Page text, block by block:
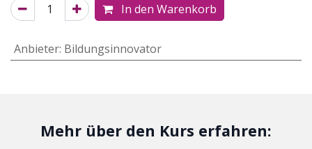
In den Warenkorb
Anbieter: Bildungsinnovator
Mehr über den Kurs erfahren: